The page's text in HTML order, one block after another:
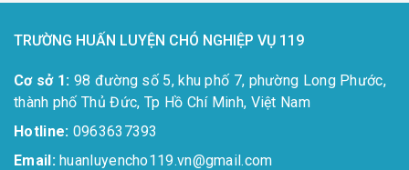
TRƯỜNG HUẤN LUYỆN CHÓ NGHIỆP VỤ 119
Cơ sở 1: 98 đường số 5, khu phố 7, phường Long Phước,
thành phố Thủ Đức, Tp Hồ Chí Minh, Việt Nam
Hotline: 0963637393​
Email:huanluyencho119.vn@gmail.com